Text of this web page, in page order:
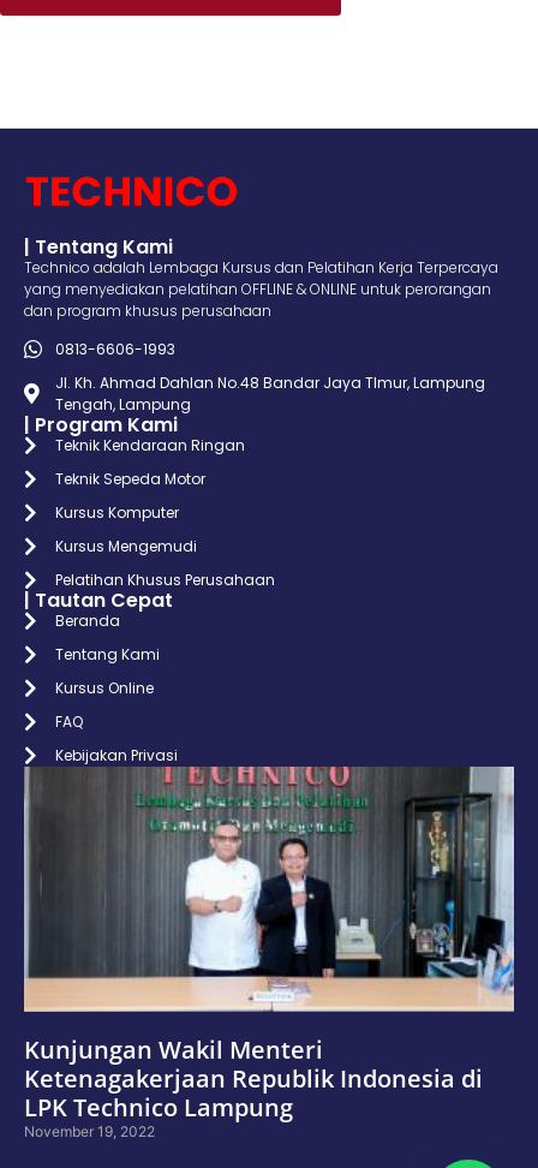
| Tentang Kami
Technico adalah Lembaga Kursus dan Pelatihan Kerja Terpercaya
yang menyediakan pelatihan OFFLINE & ONLINE untuk perorangan
dan program khusus perusahaan
0813-6606-1993
Jl. Kh. Ahmad Dahlan No.48 Bandar Jaya TImur, Lampung
Tengah, Lampung
| Program Kami
Teknik Kendaraan Ringan
Teknik Sepeda Motor
Kursus Komputer
Kursus Mengemudi
Pelatihan Khusus Perusahaan
| Tautan Cepat
Beranda
Tentang Kami
Kursus Online
FAQ
Kebijakan Privasi
Kunjungan Wakil Menteri
Ketenagakerjaan Republik Indonesia di
LPK Technico Lampung
November 19, 2022